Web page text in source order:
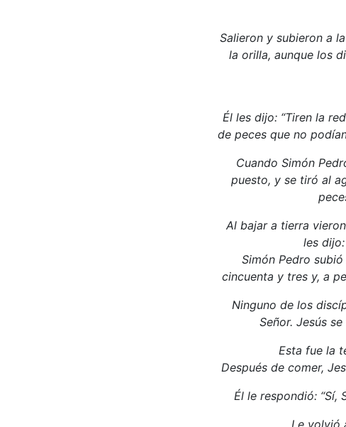
Salieron y subieron a
la orilla, aunque los
Él les dijo: “Tiren la
de peces que no
Cuando Simón
puesto, y se tiró al
Al bajar a tierra
les
Simón Pedro
cincuenta y tres y, a
Ninguno de los
Señor. Jesús
Esta fue la
Después de comer,
Él le respondió: “Sí,
Le volvió